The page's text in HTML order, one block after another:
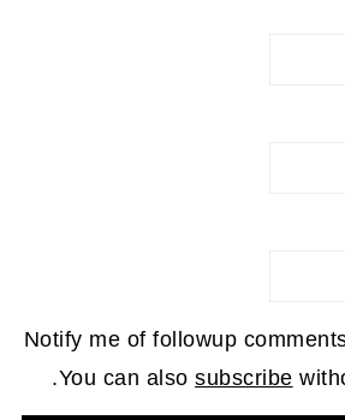
Notify me of followup
You can alsosubscribe